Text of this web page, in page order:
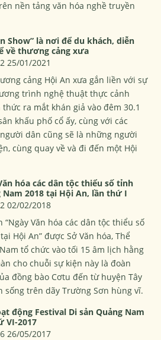
nền tảng văn hóa nghề truyền
Show” là nơi để du khách, diễn
về thương cảng xưa
25/01/2021
cảng Hội An xưa gắn liền với sự
trình nghệ thuật thực cảnh
thức ra mắt khán giả vào đêm 30.1
khấu phố cổ ấy, cùng với các
dân cũng sẽ là những người
cùng quay về và đi đến một Hội
hóa các dân tộc thiểu số tỉnh
Nam 2018 tại Hội An, lần thứ I
02/02/2018
“Ngày Văn hóa các dân tộc thiểu số
Hội An” được Sở Văn hóa, Thể
tổ chức vào tối 15 âm lịch hằng
cho chuỗi sự kiện này là đoàn
đồng bào Cơtu đến từ huyện Tây
sống trên dãy Trường Sơn hùng vĩ.
động Festival Di sản Quảng Nam
VI-2017
26/05/2017